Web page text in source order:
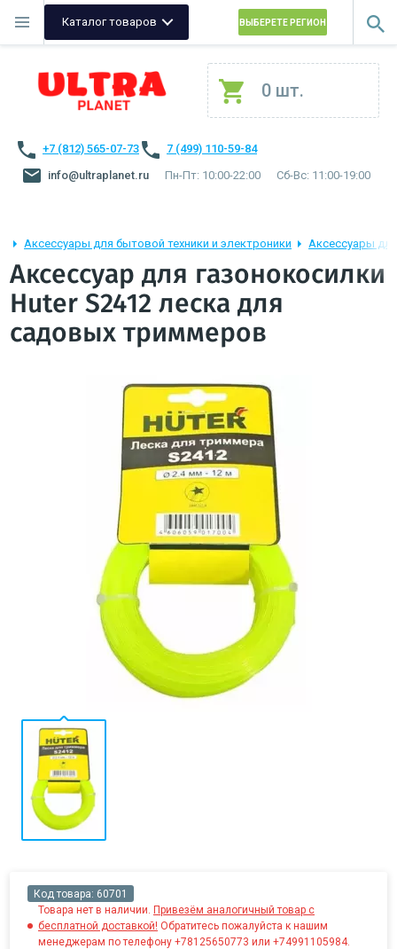
Каталог товаров ВЫБЕРЕТЕ РЕГИОН
0 шт.
+7 (812) 565-07-73
7 (499) 110-59-84
info@ultraplanet.ru
Пн-Пт: 10:00-22:00 Сб-Вс: 11:00-19:00
Аксессуары для бытовой техники и электроники Аксессуары
Аксессуар для газонокосилки
Huter S2412 леска для
садовых триммеров
Код товара: 60701
Товара нет в наличии. Привезём аналогичный товар с
бесплатной доставкой! Обратитесь пожалуйста к нашим
менеджерам по телефону +78125650773 или +74991105984.